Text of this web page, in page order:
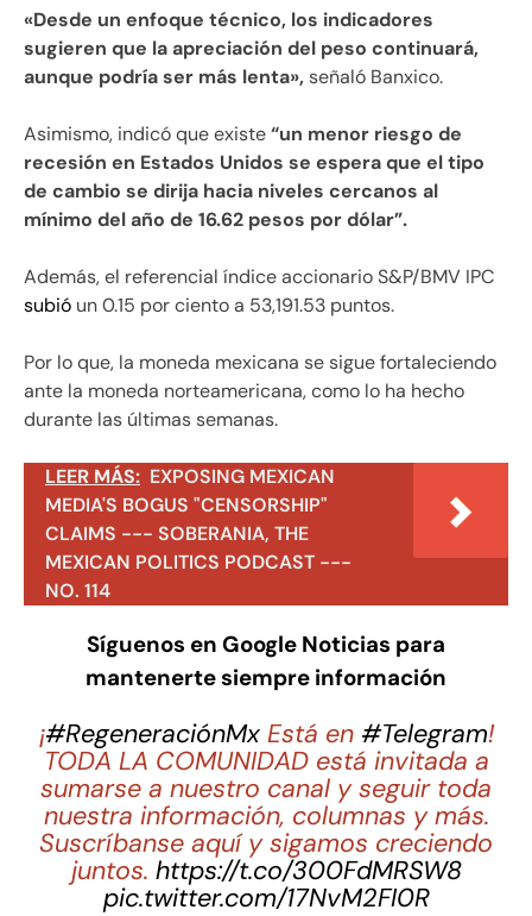
«Desde un enfoque técnico, los indicadores
sugieren que la apreciación del peso continuará,
aunque podría ser más lenta», señaló Banxico.
Asimismo, indicó que existe“un menor riesgo de
recesión en Estados Unidos se espera que el tipo
de cambio se dirija hacia niveles cercanos al
mínimo del año de 16.62 pesos por dólar”.
Además, el referencial índice accionario S&P/BMV IPC
subió un 0.15 por ciento a 53,191.53 puntos.
Por lo que, la moneda mexicana se sigue fortaleciendo
ante la moneda norteamericana, como lo ha hecho
durante las últimas semanas.
LEER MÁS: EXPOSING MEXICAN
MEDIA'S BOGUS "CENSORSHIP"
CLAIMS --- SOBERANIA, THE
MEXICAN POLITICS PODCAST ---
NO. 114
Síguenos en Google Noticias para
mantenerte siempre información
¡#RegeneraciónMxEstá en #Telegram!
TODA LA COMUNIDAD está invitada a
sumarse a nuestro canal y seguir toda
nuestra información, columnas y más.
Suscríbanse aquí y sigamos creciendo
juntos. https://t.co/300FdMRSW8
pic.twitter.com/17NvM2FI0R